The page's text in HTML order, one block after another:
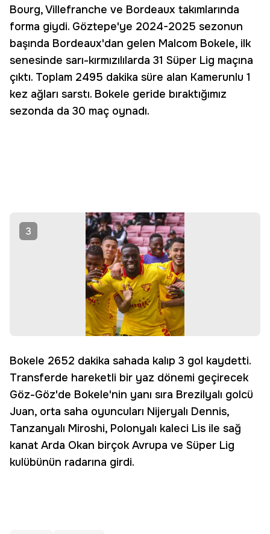
Bourg, Villefranche ve Bordeaux takımlarında
forma giydi. Göztepe'ye 2024-2025 sezonun
başında Bordeaux'dan gelen Malcom Bokele, ilk
senesinde sarı-kırmızılılarda 31 Süper Lig maçına
çıktı. Toplam 2495 dakika süre alan Kamerunlu 1
kez ağları sarstı. Bokele geride bıraktığımız
sezonda da 30 maç oynadı.
3
Bokele 2652 dakika sahada kalıp 3 gol kaydetti.
Transferde hareketli bir yaz dönemi geçirecek
Göz-Göz'de Bokele'nin yanı sıra Brezilyalı golcü
Juan, orta saha oyuncuları Nijeryalı Dennis,
Tanzanyalı Miroshi, Polonyalı kaleci Lis ile sağ
kanat Arda Okan birçok Avrupa ve Süper Lig
kulübünün radarına girdi.